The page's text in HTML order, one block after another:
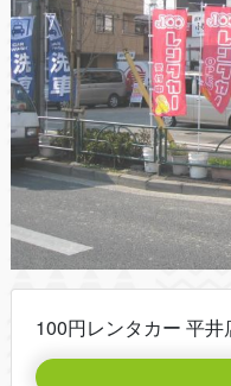
100円レンタカー 平井